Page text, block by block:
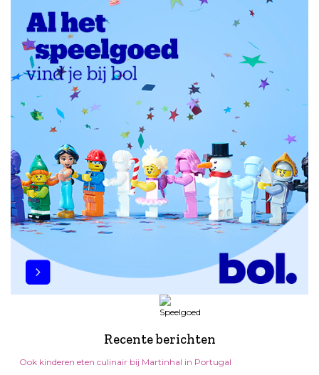
Recente berichten
Ook kinderen eten culinair bij Martinhal in Portugal